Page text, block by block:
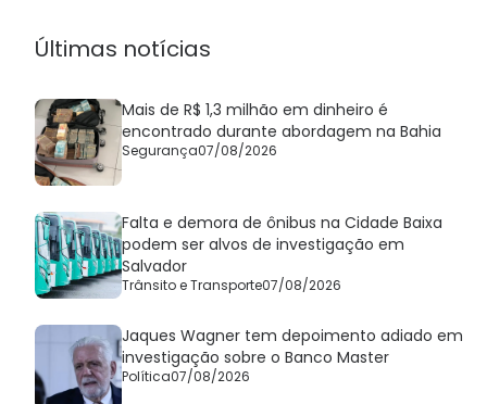
Últimas notícias
Mais de R$ 1,3 milhão em dinheiro é
encontrado durante abordagem na Bahia
Segurança07/08/2026
Falta e demora de ônibus na Cidade Baixa
podem ser alvos de investigação em
Salvador
Trânsito e Transporte07/08/2026
Jaques Wagner tem depoimento adiado em
investigação sobre o Banco Master
Política07/08/2026